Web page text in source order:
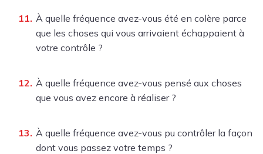
À quelle fréquence avez-vous été en colère parce
que les choses qui vous arrivaient échappaient à
votre contrôle ?
À quelle fréquence avez-vous pensé aux choses
que vous avez encore à réaliser ?
À quelle fréquence avez-vous pu contrôler la façon
dont vous passez votre temps ?